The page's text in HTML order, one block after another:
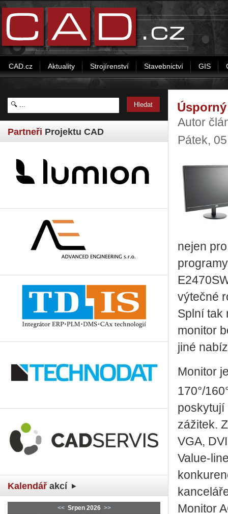
CAD.cz Aktuality Strojírenství Stavebnictví GIS
Partneři Projektu CAD
Kalendář akcí
<< Srpen 2026 >>
Autor
Pátek,
nejen
výtečné
Splní tak
monitor
jiné
Monitor
170°/
poskytují
zážitek.
VGA,
Value-
Monitor